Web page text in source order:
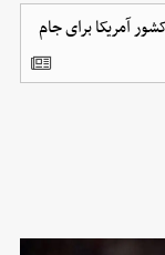
آمریکا برای جام